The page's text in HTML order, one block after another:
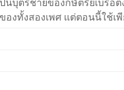
ป็นบุตรชายของกษัตริย์เบรอ
องทั้งสองเพศ แต่ตอนนี้ใช้เ